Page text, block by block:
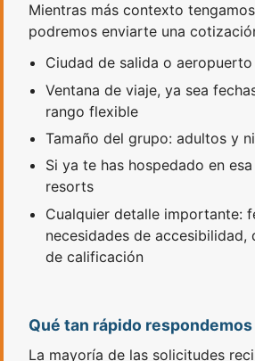
Mientras más contexto
podremos enviarte una
Ciudad de salida o
Ventana de viaje, ya sea
rango flexible
Tamaño del grupo: adultos y
Si ya te has hospedado en
resorts
Cualquier detalle importante:
necesidades de accesibilidad,
de calificación
Qué tan rápido respondemos
La mayoría de las solicitudes